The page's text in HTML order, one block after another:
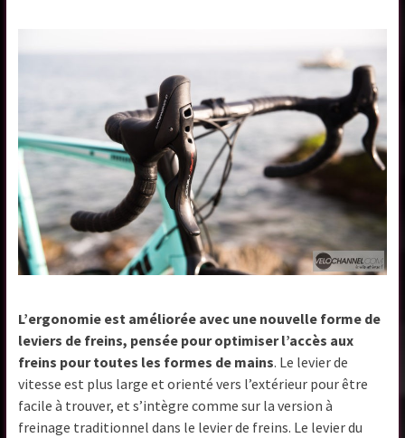
L’ergonomie est améliorée avec une nouvelle forme de
leviers de freins, pensée pour optimiser l’accès aux
freins pour toutes les formes de mains. Le levier de
vitesse est plus large et orienté vers l’extérieur pour être
facile à trouver, et s’intègre comme sur la version à
freinage traditionnel dans le levier de freins. Le levier du